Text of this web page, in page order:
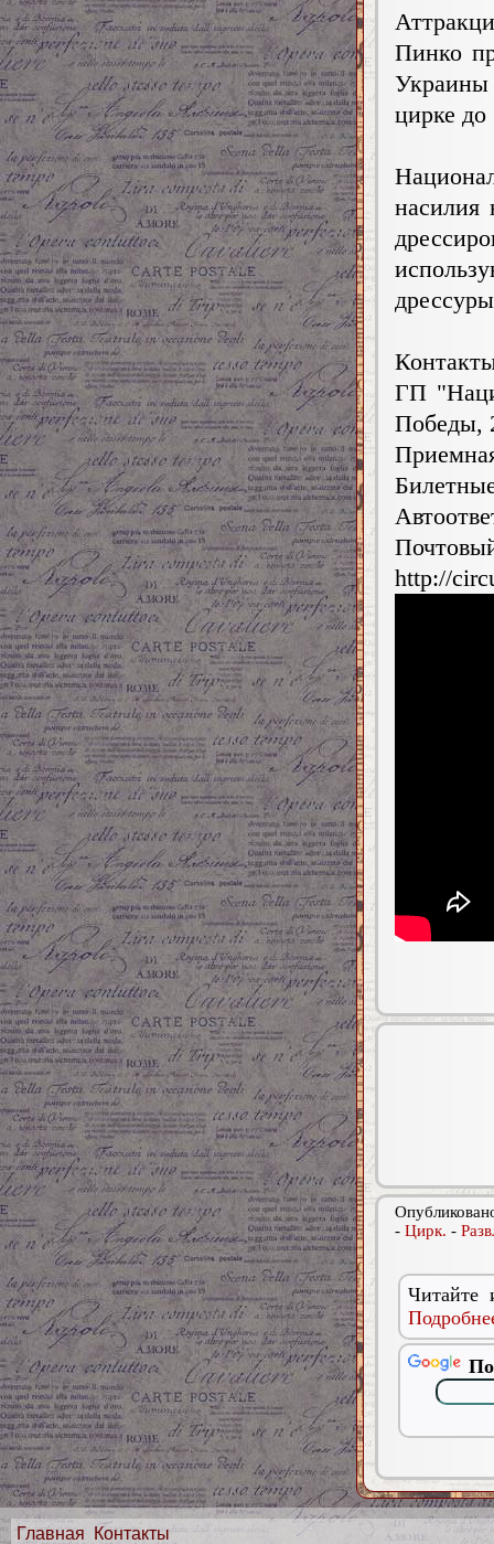
Пинко
цирке до
насилия
ГП
Победы,
http://
- Цирк. -
Читайте
Главная Контакты